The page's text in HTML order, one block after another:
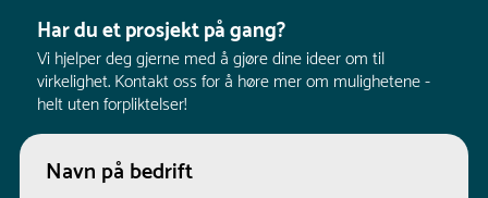
Har du et prosjekt på gang?
Vi hjelper deg gjerne med å gjøre dine ideer om til
virkelighet. Kontakt oss for å høre mer om mulighetene -
helt uten forpliktelser!
Navn på bedrift